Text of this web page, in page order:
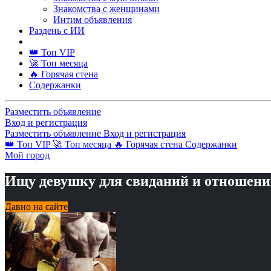
Знакомства с женщинами
Интим объявления
Раздень с ИИ
👑 Топ VIP
🚀 Топ месяца
🔥 Горячая стена
Содержанки
Разместить объявление
Вход и регистрация
Разместить объявление Вход и регистрация
👑 Топ VIP 🚀 Топ месяца 🔥 Горячая стена Содержанки
Мой город
Ищу девушку для свиданий и
Давно на сайте